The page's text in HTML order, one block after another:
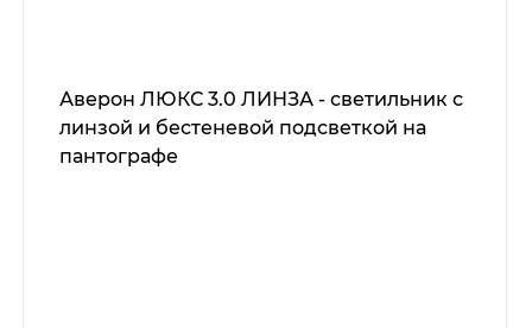
Аверон ЛЮКС 3.0 ЛИНЗА - светильник с
линзой и бестеневой подсветкой на
пантографе